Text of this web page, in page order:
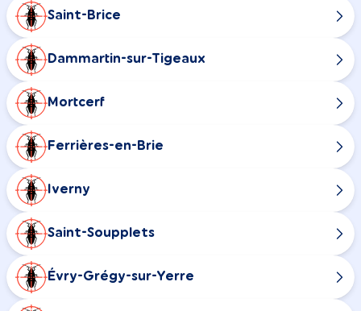
Saint-Brice
Dammartin-sur-Tigeaux
Mortcerf
Ferrières-en-Brie
Iverny
Saint-Soupplets
Évry-Grégy-sur-Yerre